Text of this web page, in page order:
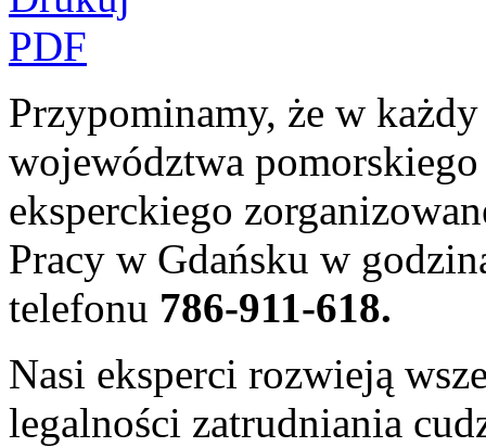
PDF
Przypominamy, że w
województwa
eksperckiego
Pracy w Gdańsku w
telefonu 786-911-618.
Nasi eksperci rozwieją
legalności zatrudniania